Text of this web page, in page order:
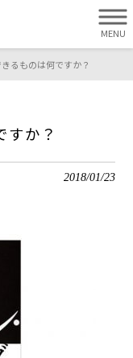
MENU
るものは何ですか？
すか？
2018/01/23